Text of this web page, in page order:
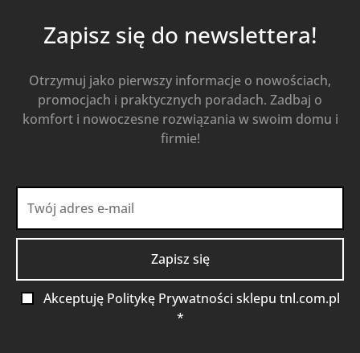
Zapisz się do newslettera!
Otrzymuj jako pierwszy informacje o nowościach,
promocjach i praktycznych poradach. Zadbaj o
komfort i nowoczesne rozwiązania w swoim domu i
firmie!
Akceptuję Politykę Prywatności sklepu tnl.com.pl
*